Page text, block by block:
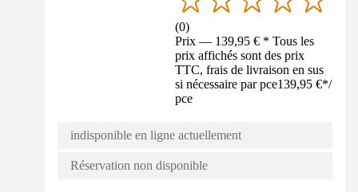
(0)
Prix — 139,95 € * Tous les
prix affichés sont des prix
TTC, frais de livraison en sus
si nécessaire par pce139,95 €*/
pce
indisponible en ligne actuellement
Réservation non disponible